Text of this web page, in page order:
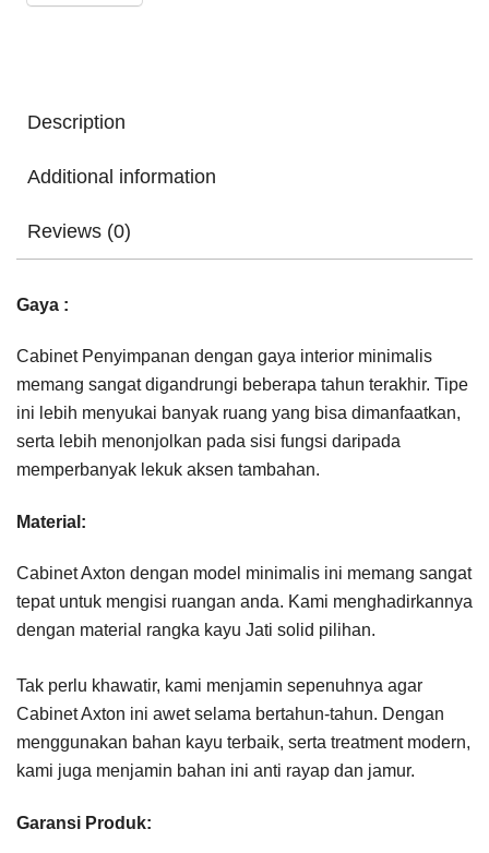
Description
Additional information
Reviews (0)
Gaya :
Cabinet Penyimpanan dengan gaya interior minimalis
memang sangat digandrungi beberapa tahun terakhir. Tipe
ini lebih menyukai banyak ruang yang bisa dimanfaatkan,
serta lebih menonjolkan pada sisi fungsi daripada
memperbanyak lekuk aksen tambahan.
Material:
Cabinet Axton dengan model minimalis ini memang sangat
tepat untuk mengisi ruangan anda. Kami menghadirkannya
dengan material rangka kayu Jati solid pilihan.
Tak perlu khawatir, kami menjamin sepenuhnya agar
Cabinet Axton ini awet selama bertahun-tahun. Dengan
menggunakan bahan kayu terbaik, serta treatment modern,
kami juga menjamin bahan ini anti rayap dan jamur.
Garansi Produk: